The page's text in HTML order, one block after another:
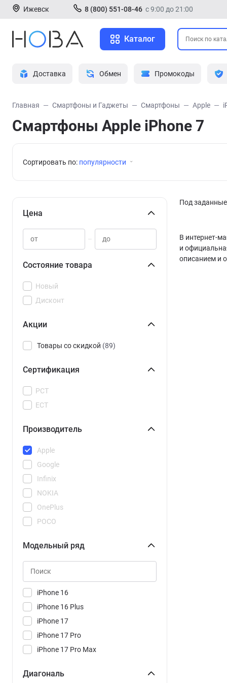
Ижевск 8 (800) 551-08-46 с 9:00 до 21:00
Каталог
Доставка Обмен Промокоды
Главная Смартфоны и Гаджеты Смартфоны Apple
Смартфоны Apple iPhone 7
Сортировать по: популярности
Цена
–
Состояние товара
Новый
Дисконт
Акции
Товары со скидкой (89)
Сертификация
РСТ
ЕСТ
Производитель
Apple
Google
Infinix
NOKIA
OnePlus
POCO
Realme
Samsung
Vivo
Xiaomi
Модельный ряд
iPhone 16
iPhone 16 Plus
iPhone 17
iPhone 17 Pro
iPhone 17 Pro Max
iPhone 17 Pro eSIM
Диагональ
Под
В интернет-
и
описанием и